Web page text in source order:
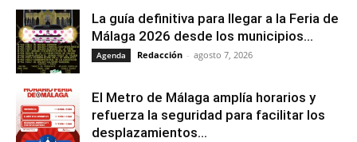
La guía definitiva para llegar a la Feria de
Málaga 2026 desde los municipios...
Agenda Redacción - agosto 7, 2026
El Metro de Málaga amplía horarios y
refuerza la seguridad para facilitar los
desplazamientos...